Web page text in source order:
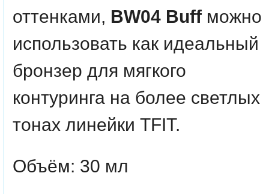
оттенками, BW04 Buff можно
использовать как идеальный
бронзер для мягкого
контуринга на более светлых
тонах линейки TFIT.
Объём: 30 мл